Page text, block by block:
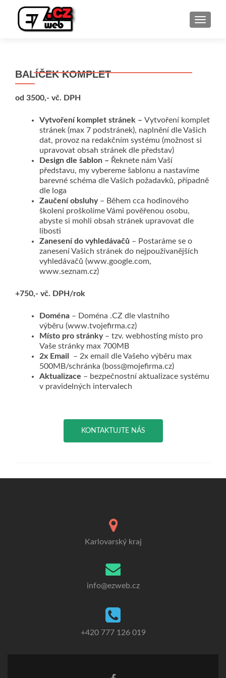
BALÍČEK KOMPLET
od 3500,- vč. DPH
Vytvoření komplet stránek – Vytvoření komplet
stránek (max 7 podstránek), naplnění dle Vašich
dat, provoz na redakčním systému (možnost si
upravovat obsah stránek dle představ)
Design dle šablon – Řeknete nám Vaší
představu, my vybereme šablonu a nastavíme
barevné schéma dle Vašich požadavků, případně
dle loga
Zaučení obsluhy– Během cca hodinového
školení proškolíme Vámi pověřenou osobu,
abyste si mohli obsah stránek upravovat dle
libosti
Zanesení do vyhledávačů – Postaráme se o
zanesení Vašich stránek do nejpoužívanějších
vyhledávačů (www.google.com,
www.seznam.cz)
+750,- vč. DPH/rok
Doména – Doména .CZ dle vlastního
výběru (www.tvojefirma.cz)
Místo pro stránky– tzv. webhosting místo pro
Vaše stránky max 700MB
2x Email – 2x email dle Vašeho výběru max
500MB/schránka (boss@mojefirma.cz)
Aktualizace – bezpečnostní aktualizace systému
v pravidelných intervalech
KONTAKTUJTE NÁS
Karlovarský kraj
info@ezweb.cz
+420 777 126 019